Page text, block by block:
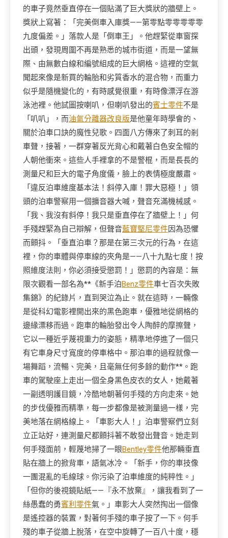
的車子竟然垂直停在一個貼滿了巨大獎狀的牆壁上。
獎狀上寫著：「完美倒車入庫獎——第零點零零零零零
九度偏差。」落款人是「倒車王」。他趕緊從車窗探
出頭，發現周圍不再是熟悉的城市街道，而是一望無
際、由無數白線和編號組成的巨大網格。這裡的空氣
聞起來像是新買的輪胎和劣質香水的混合物，而重力
似乎是隨機變化的，有時感覺很重，有時像漂浮在游
泳池裡。他試圖按喇叭，但喇叭發出的賓士零件不是
「叭叭」，而油氣分離器改良版是他童年時學會的、
關於泊車口訣的魔性兒歌。四面八方傳來了刺耳的剎
車聲，接著，一群穿著反光背心和戴著白色安全帽的
人朝他衝來。這些人手裡拿的不是警棍，而是長長的
測量尺和巨大的電子角度儀，臉上的表情極度嚴肅。
「違反泊車維度基本法！斜停入庫！罪大惡極！」領
頭的泊車警察用一個擴音器大喊，聲音充滿機械感。
「我、我沒有斜停！我只是垂直停在了牆壁上！」何
手殘趕緊為自己辯解，但聲音藍寶堅尼零件因為恐懼
而顫抖。「垂直泊車？那是在第三次元的行為，在這
裡，你的車體與停車線的夾角是——八十九點七度！按
照維度法則，你必須接受懲罰！」懲罰的內容是：無
限次觀看一部名為**《新手泊Benz零件車七百次失敗
集錦》的紀錄片，直到哭泣為止。就在這時，一輛像
是從科幻電影裡開出來的黑色跑車，優雅地從網格的
邊緣漂移而過。跑車的輪胎發出令人陶醉的摩擦聲，
它以一種近乎蔑視重力的姿態，精準地停進了一個只
有它車身尺寸寬度的停車格中。那泊車的過程就像一
場舞蹈，流暢、完美，且毫無任何多餘的動作**。跑
車的駕駛座上走出一個全身黑色皮衣的女人，她戴著
一副透明護目鏡，冷酷地朝著何手殘的方向走來。她
的步伐優雅而精準，每一步都像是被測量過一樣，完
美地落在網格線上。「車影大人！」泊車警察們立刻
立正站好，連測量尺都顫抖著不敢發出聲音。她走到
何手殘面前，輕蔑地掃了一眼Bentley零件他那輛垂直
貼在牆上的掀背車，語氣冰冷。「新手，你的車技像
一團混亂的毛線球。你污染了泊車維度的純粹性。」
「但你的後視鏡貼紙——『永不放棄』，讓我看到了一
絲愚蠢的勇賓利零件氣。」車影大人突然掏出一個像
是遙控器的裝置，對著何手殘的車子按了一下。何手
殘的車子從牆上脫落，在空中旋轉了一百八十度，穩